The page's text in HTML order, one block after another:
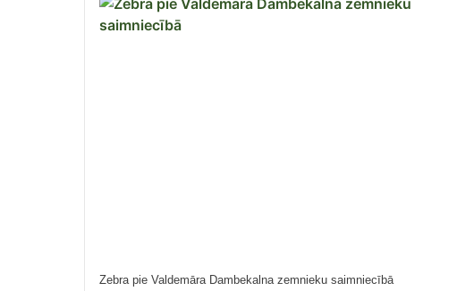
Zebra pie Valdemāra Dambekalna zemnieku saimniecībā